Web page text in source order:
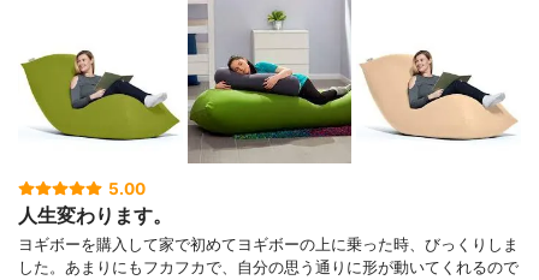
5.00
人生変わります。
ヨギボーを購入して家で初めてヨギボーの上に乗った時、びっくりしま
した。あまりにもフカフカで、自分の思う通りに形が動いてくれるので